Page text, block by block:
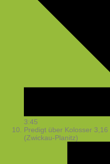
3:45
Predigt über Kolosser 3,16
(Zwickau-Planitz)